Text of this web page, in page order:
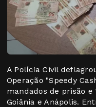
A Polícia Civil
Operação "Speedy
mandados de prisão e
Goiânia e Anápolis.